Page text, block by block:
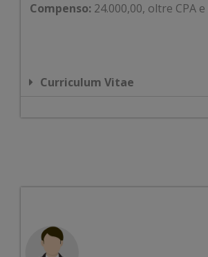
Compenso: 24.000,00, oltre CPA e
Curriculum Vitae